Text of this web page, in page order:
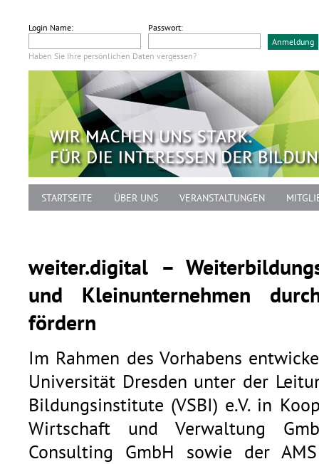
Login Name: Passwort:
Haben Sie Ihre persönlichen Daten vergessen?
STARTSEITE ÜBER UNS VERANSTALTUNGEN
weiter.digital –
und Kleinunternehmen
fördern
Im Rahmen des Vorhabens
Universität Dresden unter der
Bildungsinstitute (VSBI) e.V. in
Wirtschaft und Verwaltung
Consulting GmbH sowie der